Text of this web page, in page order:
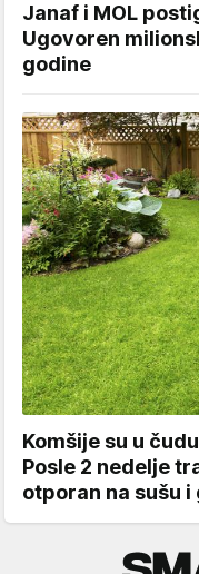
Janaf i MOL
Ugovoren
godine
Komšije su u
Posle 2 nedelje
otporan na sušu i